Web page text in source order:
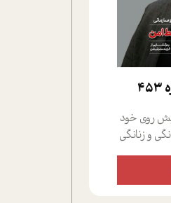
روی خود
و زنانگی
که؛ گفت و
علیخواه،
تلاش